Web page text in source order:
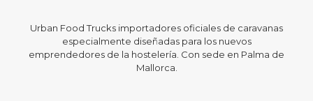
Urban Food Trucks importadores oficiales de caravanas
especialmente diseñadas para los nuevos
emprendedores de la hostelería. Con sede en Palma de
Mallorca.